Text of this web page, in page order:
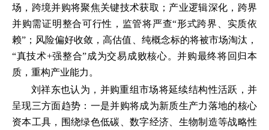
场，跨境并购将聚焦关键技术获取；产业逻辑深化，跨界
并购需证明整合可行性，监管将严查“形式跨界、实质依
赖”；风险偏好收敛，高估值、纯概念标的将被市场淘汰，
“真技术+强整合”成为交易成败核心。并购最终将回归本
质，重构产业能力。
刘祥东也认为，并购重组市场将延续结构性活跃，并
呈现三方面趋势：一是并购将成为新质生产力落地的核心
资本工具，围绕绿色低碳、数字经济、生物制造等战略性